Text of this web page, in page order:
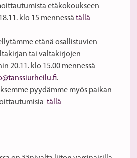
etäkokoukseen
klo 15 mennessä tällä
etänä osallistuvien
tai valtakirjojen
20.11. klo 15.00 mennessä
.
pyydämme myös paikan
tällä